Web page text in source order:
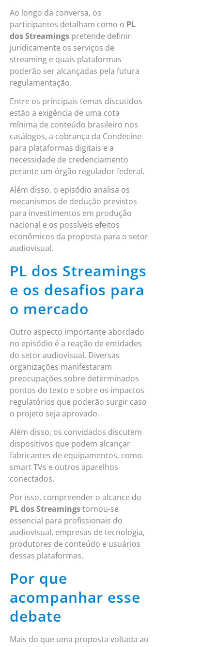
Ao longo da conversa, os
participantes detalham como o PL
dos Streamings pretende definir
juridicamente os serviços de
streaming e quais plataformas
poderão ser alcançadas pela futura
regulamentação.
Entre os principais temas discutidos
estão a exigência de uma cota
mínima de conteúdo brasileiro nos
catálogos, a cobrança da Condecine
para plataformas digitais e a
necessidade de credenciamento
perante um órgão regulador federal.
Além disso, o episódio analisa os
mecanismos de dedução previstos
para investimentos em produção
nacional e os possíveis efeitos
econômicos da proposta para o setor
audiovisual.
PL dos Streamings
e os desafios para
o mercado
Outro aspecto importante abordado
no episódio é a reação de entidades
do setor audiovisual. Diversas
organizações manifestaram
preocupações sobre determinados
pontos do texto e sobre os impactos
regulatórios que poderão surgir caso
o projeto seja aprovado.
Além disso, os convidados discutem
dispositivos que podem alcançar
fabricantes de equipamentos, como
smart TVs e outros aparelhos
conectados.
Por isso, compreender o alcance do
PL dos Streamingstornou-se
essencial para profissionais do
audiovisual, empresas de tecnologia,
produtores de conteúdo e usuários
dessas plataformas.
Por que
acompanhar esse
debate
Mais do que uma proposta voltada ao